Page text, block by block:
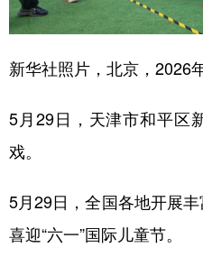
学术中国 乡村振兴
城市
地方频道
新华社照片，北京，2026
5月29日，天津市和平区
戏。
5月29日，全国各地开展丰
喜迎“六一”国际儿童节。